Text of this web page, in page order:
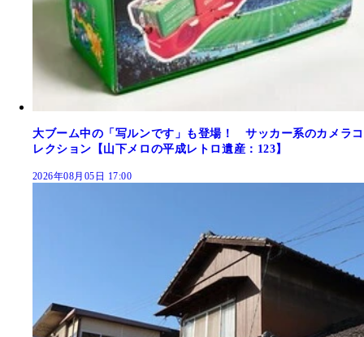
大ブーム中の「写ルンです」も登場！ サッカー系のカメラコ
レクション【山下メロの平成レトロ遺産：123】
2026年08月05日 17:00